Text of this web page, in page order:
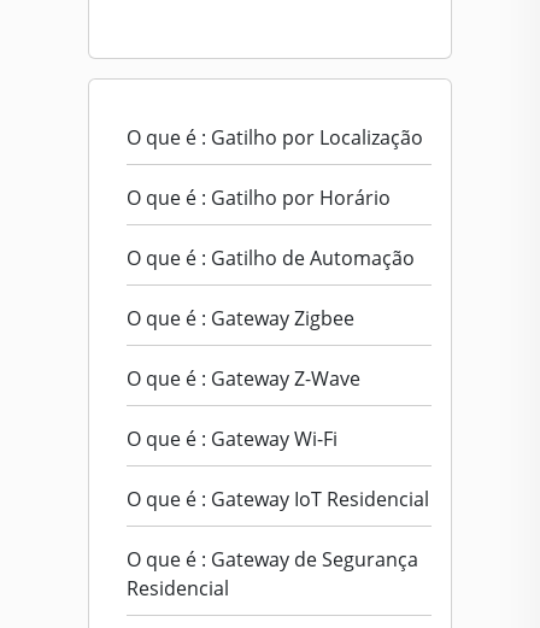
O que é : Gatilho por Localização
O que é : Gatilho por Horário
O que é : Gatilho de Automação
O que é : Gateway Zigbee
O que é : Gateway Z-Wave
O que é : Gateway Wi-Fi
O que é : Gateway IoT Residencial
O que é : Gateway de Segurança
Residencial